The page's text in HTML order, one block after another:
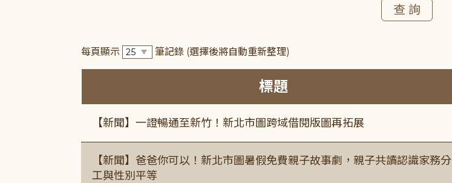
每頁顯示 筆記錄 (選擇後將自動重新整理)
標題
【新聞】一證暢通至新竹！新北市圖跨域借閱版圖再拓展
【新聞】爸爸你可以！新北市圖暑假免費親子故事劇，親子共讀認識家務分
工與性別平等